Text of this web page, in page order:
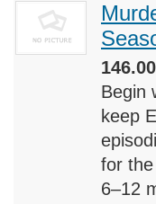
Begin
keep
for
6–12